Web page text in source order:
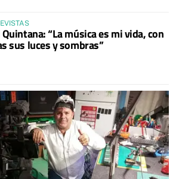
“La música es mi vida, con
sus luces y sombras”